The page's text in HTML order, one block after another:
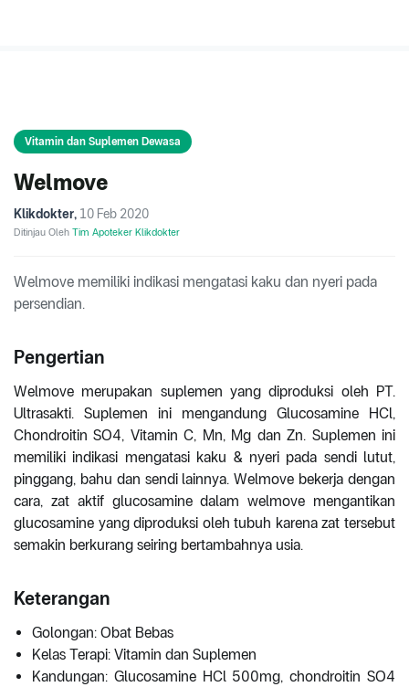
Vitamin dan Suplemen Dewasa
Welmove
Klikdokter, 10 Feb 2020
Ditinjau Oleh Tim Apoteker Klikdokter
Welmove memiliki indikasi mengatasi kaku dan nyeri pada
persendian.
Pengertian
Welmove merupakan suplemen yang diproduksi oleh PT.
Ultrasakti. Suplemen ini mengandung Glucosamine HCl,
Chondroitin SO4, Vitamin C, Mn, Mg dan Zn. Suplemen ini
memiliki indikasi mengatasi kaku & nyeri pada sendi lutut,
pinggang, bahu dan sendi lainnya. Welmove bekerja dengan
cara, zat aktif glucosamine dalam welmove mengantikan
glucosamine yang diproduksi oleh tubuh karena zat tersebut
semakin berkurang seiring bertambahnya usia.
Keterangan
Golongan: Obat Bebas
Kelas Terapi: Vitamin dan Suplemen
Kandungan: Glucosamine HCl 500mg, chondroitin SO4